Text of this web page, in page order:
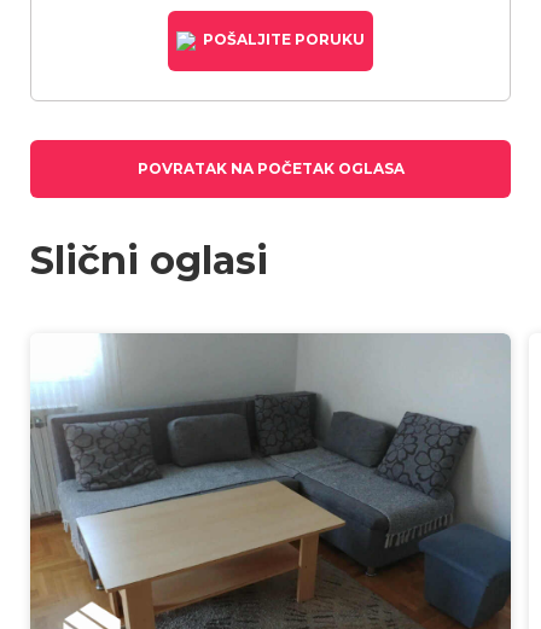
POŠALJITE PORUKU
POVRATAK NA POČETAK OGLASA
Slični oglasi